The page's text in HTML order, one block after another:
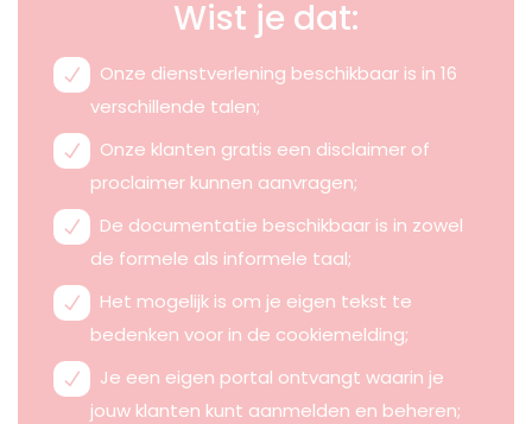
Wist je dat:
Onze dienstverlening beschikbaar is in 16
verschillende talen;
Onze klanten gratis een disclaimer of
proclaimer kunnen aanvragen;
De documentatie beschikbaar is in zowel
de formele als informele taal;
Het mogelijk is om je eigen tekst te
bedenken voor in de cookiemelding;
Je een eigen portal ontvangt waarin je
jouw klanten kunt aanmelden en beheren;